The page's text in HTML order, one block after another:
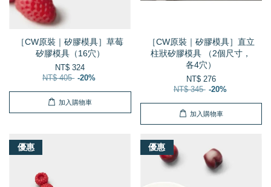
［CW原裝｜矽膠模具］草莓
矽膠模具（16穴）
NT$ 324
NT$ 405 -20%
加入購物車
［CW原裝｜矽膠模具］直立
柱狀矽膠模具 （2個尺寸，
各4穴）
NT$ 276
NT$ 345 -20%
加入購物車
優惠 優惠